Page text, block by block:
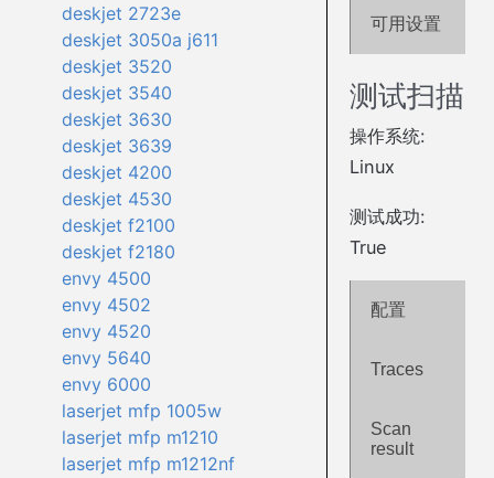
deskjet 2723e
deskjet 3050a j611
deskjet 3520
deskjet 3540
deskjet 3630
deskjet 3639
deskjet 4200
deskjet 4530
deskjet f2100
deskjet f2180
envy 4500
envy 4502
envy 4520
envy 5640
envy 6000
laserjet mfp 1005w
laserjet mfp m1210
laserjet mfp m1212nf
可用设置
测试扫描
操作系统:
Linux
测试成功:
True
配置
Traces
Scan
result